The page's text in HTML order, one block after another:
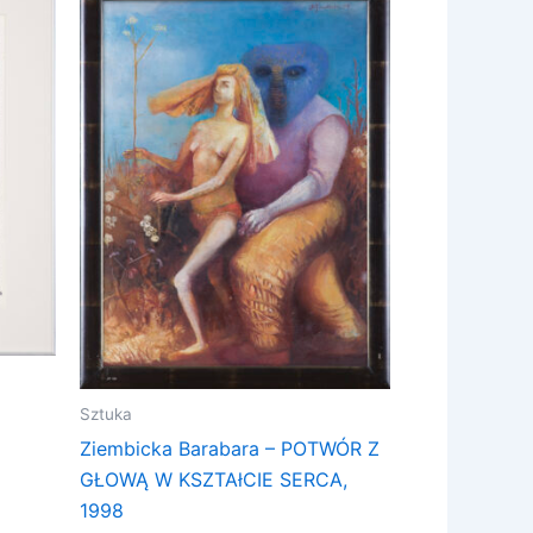
Sztuka
Ziembicka Barabara – POTWÓR Z
GŁOWĄ W KSZTAłCIE SERCA,
1998